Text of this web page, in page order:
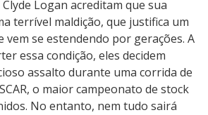
Logan acreditam que sua
terrível maldição, que justifica um
vem se estendendo por gerações. A
essa condição, eles decidem
assalto durante uma corrida de
o maior campeonato de stock
No entanto, nem tudo sairá